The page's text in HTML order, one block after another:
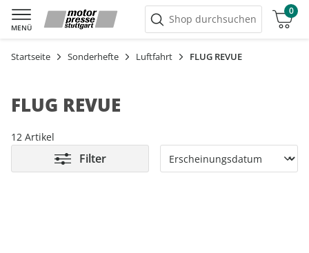
MENÜ
Shop durchsuchen
0
Warenkorb
Startseite Sonderhefte Luftfahrt FLUG REVUE
FLUG REVUE
12 Artikel
Filter